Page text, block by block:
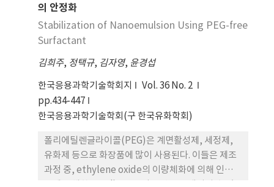
어려워짐에 따 른 대안으로 발전하게 되었을 가능성
을 제기해 보았다. 17~18세기 류큐 칠기에 ‘흑칠 나
전의 발 전’이자 ‘쇼군 및 다이묘에게로의 헌상
인물문 나전칠기를 중심으로 류큐제 중국풍 나전칠기
적으로 규명 및 해석해 보았다는 데 본 논문의 의의가
있다.
교목층과 아교목층에서 소나무, 관목층에서 개옻나
무의 중요치가 높게 나타났다. 종다양도는 위생간벌
지에서 0.481~1.367, 대조구에서 0.828~1.415의 범
각각 0.570~0.868, 0.673~0.989인 것으로 분석 되었
다. 주요 수종의 경급 분포는 위생간벌지의 경우 정규
가 나타났다. 흉고직경과 관련하여 소나무의 수고생
장은 동일한 직경급에서 위생간벌지에서의 수고생장
이 더 양호한 것으로 나타났다. 위생간벌지에서의 소
나무 연륜생장량은 시간이 경과함에 따라 대조구보다
더 중요하는 것으로 나타났다.
의 안정화
Stabilization of Nanoemulsion Using PEG-free
Surfactant
김희주, 정택규, 김자영, 윤경섭
한국응용과학기술학회지
Vol. 36 No. 2
pp.434-447
한국응용과학기술학회(구 한국유화학회)
폴리에틸렌글라이콜(PEG)은 계면활성제, 세정제,
유화제 등으로 화장품에 많이 사용된다. 이들은 제조
과정 중, ethylene oxide의 이량체화에 의해 인간에